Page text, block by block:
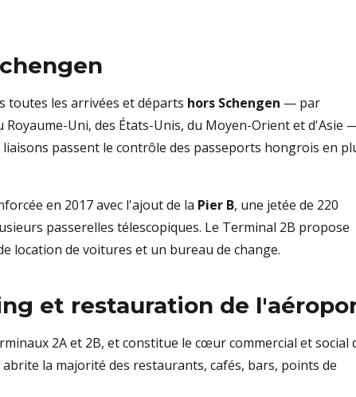
toutes les arrivées et départs hors Schengen — par
Uni, des États-Unis, du Moyen-Orient et d'Asie
liaisons passent le contrôle des passeports hongrois en
en 2017 avec l'ajout de la Pier B, une jetée de 220
passerelles télescopiques. Le Terminal 2B propose
location de voitures et un bureau de change.
et restauration de
2A et 2B, et constitue le cœur commercial et social
la majorité des restaurants, cafés, bars, points de